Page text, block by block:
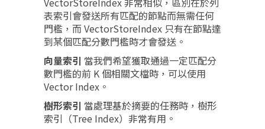
表索引會發送所有匹配的節點而無需任何
門檻，而 VectorStoreIndex 只有在節點達
到某個匹配分數門檻時才會發送。
向量索引 當我們希望獲取通過一定匹配分
數門檻的前 K 個相關文檔時，可以使用
Vector Index。
樹形索引 當處理基於摘要的任務時，樹形
索引（Tree Index）非常有用。